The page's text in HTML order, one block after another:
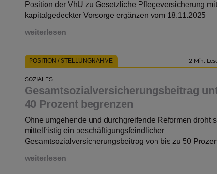
Position der VhU zu Gesetzliche Pflegeversicherung mit
kapitalgedeckter Vorsorge ergänzen vom 18.11.2025
weiterlesen
POSITION / STELLUNGNAHME 2 Min.
SOZIALES
Gesamt­sozial­versicherungs­beitrag
40 Prozent begrenzen
Ohne umgehende und durchgreifende Reformen droht
mittelfristig ein beschäftigungsfeindlicher
Gesamtsozialversicherungsbeitrag von bis zu 50
weiterlesen